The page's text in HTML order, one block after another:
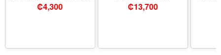
G/Cm Temperatura -60 ~
130°C Th-710043
₡4,300 ₡13,700